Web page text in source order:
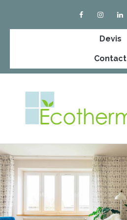
Devis
Contact